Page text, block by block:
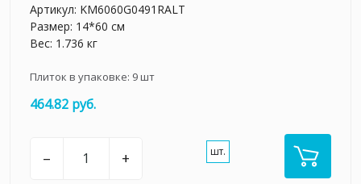
Артикул: KM6060G0491RALT
Размер: 14*60 см
Вес: 1.736 кг
Плиток в упаковке: 9шт
464.82 руб.
– + шт.